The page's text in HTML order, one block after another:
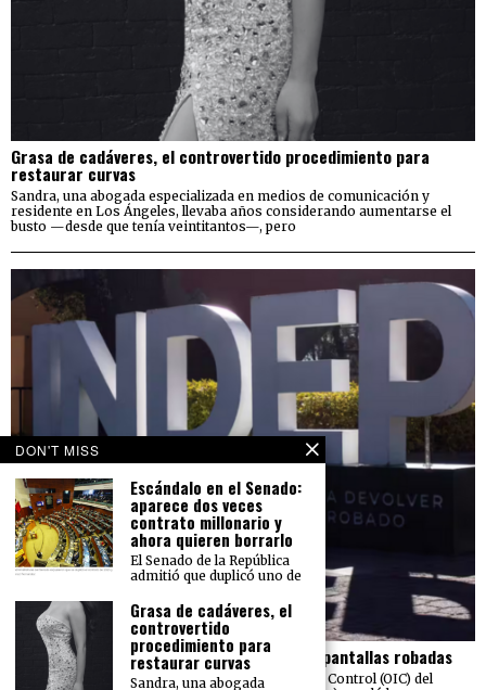
Grasa de cadáveres, el controvertido procedimiento para
restaurar curvas
Sandra, una abogada especializada en medios de comunicación y
residente en Los Ángeles, llevaba años considerando aumentarse el
busto —desde que tenía veintitantos—, pero
El Indep pierde más de 23 mdp en carros y pantallas robadas
Una auditoría realizada por el Órgano Interno de Control (OIC) del
DON'T MISS
Escándalo en el Senado:
aparece dos veces
contrato millonario y
ahora quieren borrarlo
El Senado de la República
admitió que duplicó uno de
Grasa de cadáveres, el
controvertido
procedimiento para
restaurar curvas
Sandra, una abogada